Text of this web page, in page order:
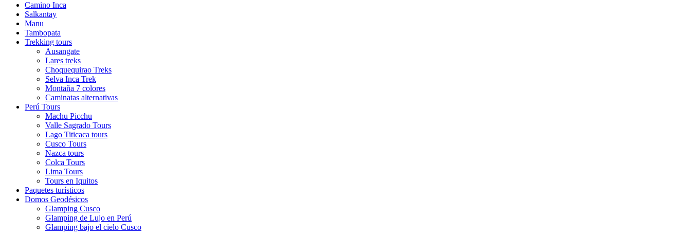
Camino Inca
Salkantay
Manu
Tambopata
Trekking tours
Ausangate
Lares treks
Choquequirao Treks
Selva Inca Trek
Montaña 7 colores
Caminatas alternativas
Perú Tours
Machu Picchu
Valle Sagrado Tours
Lago Titicaca tours
Cusco Tours
Nazca tours
Colca Tours
Lima Tours
Tours en Iquitos
Paquetes turísticos
Domos Geodésicos
Glamping Cusco
Glamping de Lujo en Perú
Glamping bajo el cielo Cusco